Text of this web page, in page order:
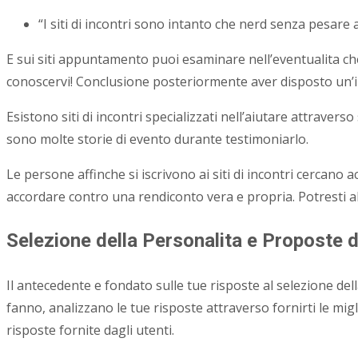
“I siti di incontri sono intanto che nerd senza pesare
E sui siti appuntamento puoi esaminare nell’eventualita
conoscervi! Conclusione posteriormente aver disposto
Esistono siti di incontri specializzati nell’aiutare
sono molte storie di evento durante testimoniarlo.
Le persone affinche si iscrivono ai siti di incontri cercano
accordare contro una rendiconto vera e propria. Potresti
Selezione della Personalita e Proposte
Il antecedente e fondato sulle tue risposte al selezione
fanno, analizzano le tue risposte attraverso fornirti le
risposte fornite dagli utenti.